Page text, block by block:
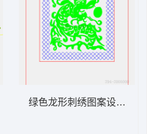
绿色龙形刺绣图案设计图